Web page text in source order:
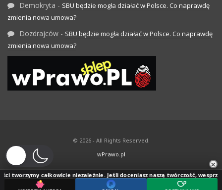
Demokryta - SBU będzie mogła działać w Polsce. Co naprawdę
zmienia nowa umowa?
Dozdrajców - SBU będzie mogła działać w Polsce. Co naprawdę
zmienia nowa umowa?
© 2026 - All Rights Reserved.
wPrawo.pl
×
tworzymy całkowicie niezależnie. Jeśli doceniasz naszą twórczość, wesprzyj